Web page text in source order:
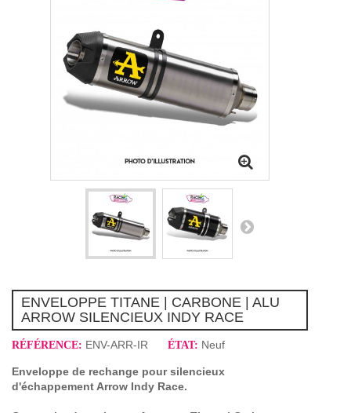
ENVELOPPE TITANE | CARBONE | ALU
ARROW SILENCIEUX INDY RACE
RÉFÉRENCE: ENV-ARR-IR ÉTAT: Neuf
Enveloppe de rechange pour silencieux
d'échappement Arrow Indy Race.